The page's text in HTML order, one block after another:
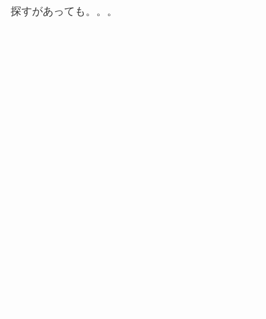
探すがあっても。。。